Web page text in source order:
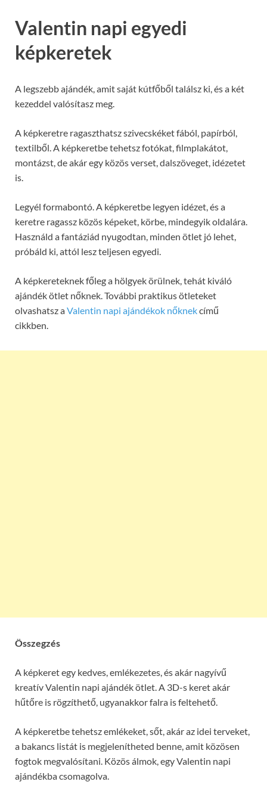
Valentin napi egyedi
képkeretek
A legszebb ajándék, amit saját kútfőből találsz ki, és a két
kezeddel valósítasz meg.
A képkeretre ragaszthatsz szivecskéket fából, papírból,
textilből. A képkeretbe tehetsz fotókat, filmplakátot,
montázst, de akár egy közös verset, dalszöveget, idézetet
is.
Legyél formabontó. A képkeretbe legyen idézet, és a
keretre ragassz közös képeket, körbe, mindegyik oldalára.
Használd a fantáziád nyugodtan, minden ötlet jó lehet,
próbáld ki, attól lesz teljesen egyedi.
A képkereteknek főleg a hölgyek örülnek, tehát kiváló
ajándék ötlet nőknek. További praktikus ötleteket
olvashatsz aValentin napi ajándékok nőknekcímű
cikkben.
Összegzés
A képkeret egy kedves, emlékezetes, és akár nagyívű
kreatív Valentin napi ajándék ötlet. A 3D-s keret akár
hűtőre is rögzíthető, ugyanakkor falra is feltehető.
A képkeretbe tehetsz emlékeket, sőt, akár az idei terveket,
a bakancs listát is megjelenítheted benne, amit közösen
fogtok megvalósítani. Közös álmok, egy Valentin napi
ajándékba csomagolva.